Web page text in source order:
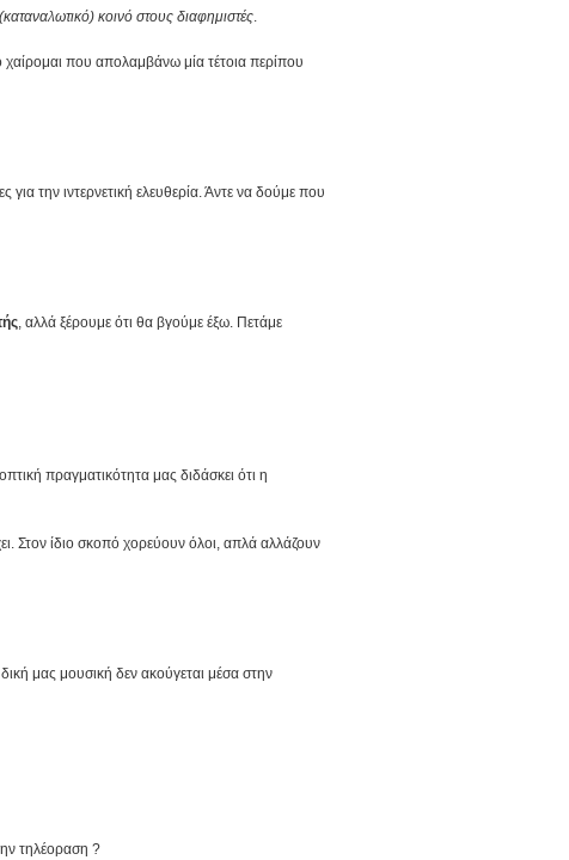
κοινό στους διαφημιστές.
χαίρομαι που απολαμβάνω μία τέτοια περίπου
την ιντερνετική ελευθερία. Άντε να δούμε που
, αλλά ξέρουμε ότι θα βγούμε έξω. Πετάμε
πραγματικότητα μας διδάσκει ότι η
Στον ίδιο σκοπό χορεύουν όλοι, απλά αλλάζουν
μας μουσική δεν ακούγεται μέσα στην
τηλέοραση ?